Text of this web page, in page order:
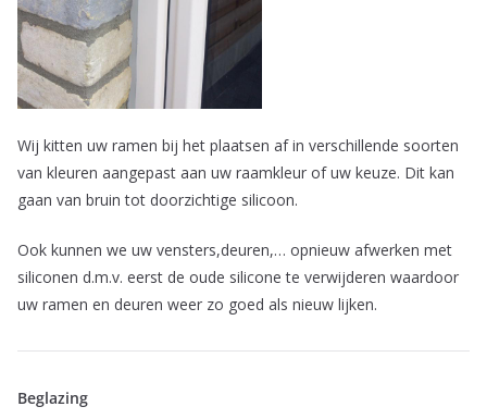
Wij kitten uw ramen bij het plaatsen af in verschillende soorten
van kleuren aangepast aan uw raamkleur of uw keuze. Dit kan
gaan van bruin tot doorzichtige silicoon.
Ook kunnen we uw vensters,deuren,… opnieuw afwerken met
siliconen d.m.v. eerst de oude silicone te verwijderen waardoor
uw ramen en deuren weer zo goed als nieuw lijken.
Beglazing